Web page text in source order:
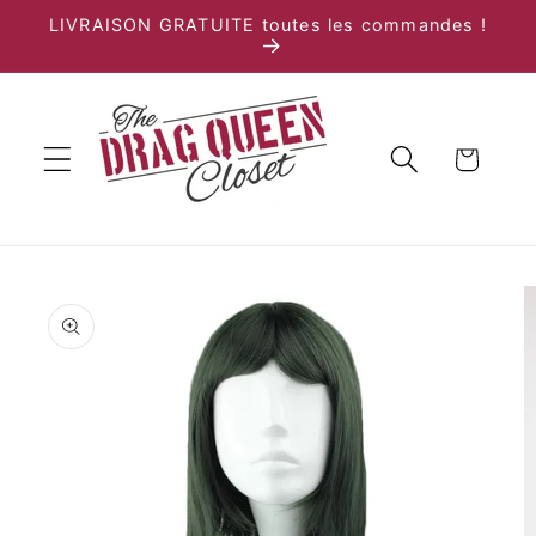
passer
LIVRAISON GRATUITE toutes les commandes !
Panier
informations
produits